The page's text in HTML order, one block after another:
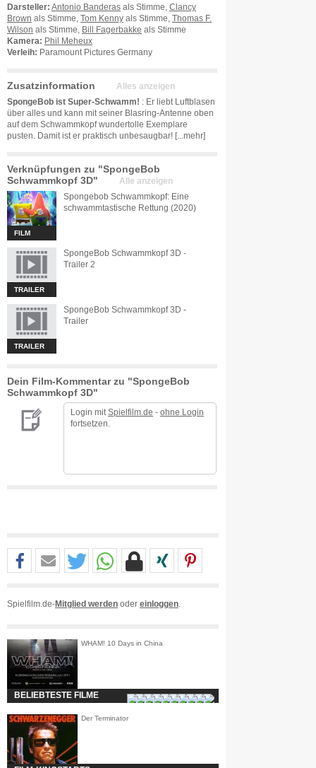
Darsteller: Antonio Banderas als Stimme, Clancy
Brown als Stimme, Tom Kenny als Stimme, Thomas F.
Wilson als Stimme, Bill Fagerbakke als Stimme
Kamera: Phil Meheux
Verleih: Paramount Pictures Germany
Zusatzinformation Alles anzeigen
SpongeBob ist Super-Schwamm! : Er liebt Luftblasen
über alles und kann mit seiner Blasring-Antenne oben
auf dem Schwammkopf wundertolle Exemplare
pusten. Damit ist er praktisch unbesaugbar! [...mehr]
Verknüpfungen zu "SpongeBob
Schwammkopf 3D"
Alle anzeigen
FILM
Spongebob Schwammkopf: Eine
schwammtastische Rettung (2020)
TRAILER
SpongeBob Schwammkopf 3D -
Trailer 2
TRAILER
SpongeBob Schwammkopf 3D -
Trailer
Dein Film-Kommentar zu "SpongeBob
Schwammkopf 3D"
Login mit Spielfilm.de - ohne Login
fortsetzen.
Spielfilm.de-Mitglied werden oder einloggen
WHAM! 10 Days in China
BELIEBTESTE FILME
Der Terminator